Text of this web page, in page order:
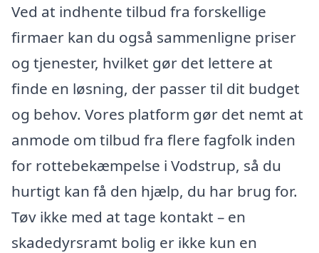
Ved at indhente tilbud fra forskellige
firmaer kan du også sammenligne priser
og tjenester, hvilket gør det lettere at
finde en løsning, der passer til dit budget
og behov. Vores platform gør det nemt at
anmode om tilbud fra flere fagfolk inden
for rottebekæmpelse i Vodstrup, så du
hurtigt kan få den hjælp, du har brug for.
Tøv ikke med at tage kontakt – en
skadedyrsramt bolig er ikke kun en